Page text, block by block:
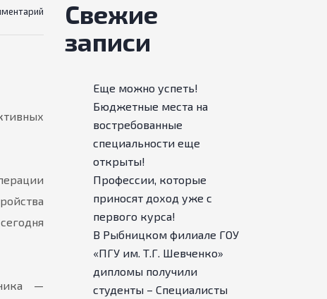
—
Свежие
записи
Еще можно успеть!
Бюджетные места на
востребованные
специальности еще
открыты!
Профессии, которые
приносят доход уже с
первого курса!
В Рыбницком филиале ГОУ
«ПГУ им. Т.Г. Шевченко»
дипломы получили
студенты – Специалисты